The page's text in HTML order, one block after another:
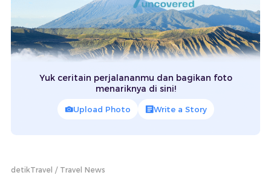
Yuk ceritain perjalananmu dan bagikan foto
menariknya di sini!
Upload Photo Write a Story
detikTravel Travel News